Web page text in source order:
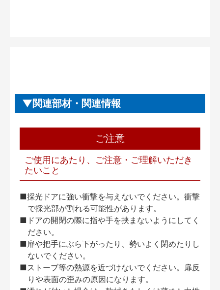
関連部材・関連情報
ご注意
ご使用にあたり、ご注意・ご理解いただき
たいこと
■採光ドアに強い衝撃を与えないでください。衝撃
で採光部が割れる可能性があります。
■ドアの開閉の際に指や手を挟まないようにしてく
ださい。
■扉や把手にぶら下がったり、勢いよく閉めたりし
ないでください。
■ストーブ等の熱源を近づけないでください。扉反
りや表面の歪みの原因になります。